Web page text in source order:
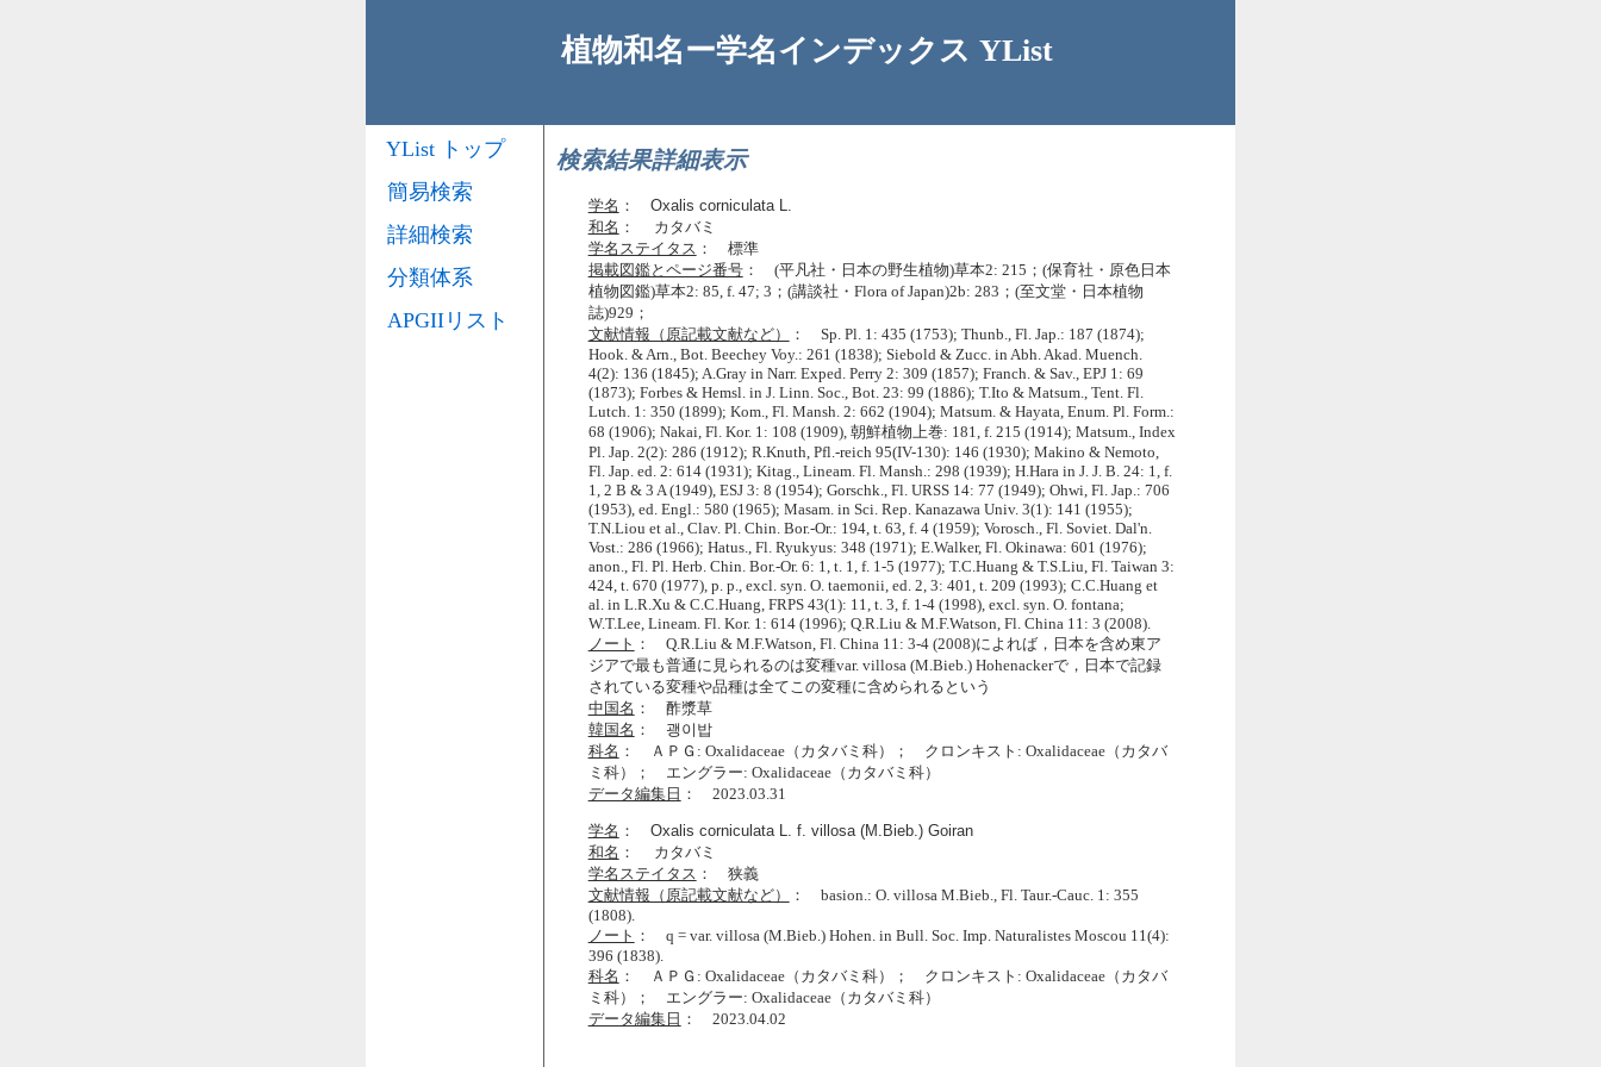
植物和名ー学名インデックス YList
検索結果詳細表示
学名 ： Oxalis corniculata L.
和名 ： カタバミ
学名ステイタス ： 標準
掲載図鑑とページ番号： (平凡社・日本の野生植物)草本2: 215；(保育社・原色日本
植物図鑑)草本2: 85, f. 47; 3；(講談社・Flora of Japan)2b: 283；(至文堂・日本植物
誌)929；
文献情報（原記載文献など）
： Sp. Pl. 1: 435 (1753); Thunb., Fl. Jap.: 187 (1874);
Hook. & Arn., Bot. Beechey Voy.: 261 (1838); Siebold & Zucc. in Abh. Akad. Muench.
4(2): 136 (1845); A.Gray in Narr. Exped. Perry 2: 309 (1857); Franch. & Sav., EPJ 1: 69
(1873); Forbes & Hemsl. in J. Linn. Soc., Bot. 23: 99 (1886); T.Ito & Matsum., Tent. Fl.
Lutch. 1: 350 (1899); Kom., Fl. Mansh. 2: 662 (1904); Matsum. & Hayata, Enum. Pl. Form.:
68 (1906); Nakai, Fl. Kor. 1: 108 (1909), 朝鮮植物上巻: 181, f. 215 (1914); Matsum., Index
Pl. Jap. 2(2): 286 (1912); R.Knuth, Pfl.-reich 95(IV-130): 146 (1930); Makino & Nemoto,
Fl. Jap. ed. 2: 614 (1931); Kitag., Lineam. Fl. Mansh.: 298 (1939); H.Hara in J. J. B. 24: 1, f.
1, 2 B & 3 A (1949), ESJ 3: 8 (1954); Gorschk., Fl. URSS 14: 77 (1949); Ohwi, Fl. Jap.: 706
(1953), ed. Engl.: 580 (1965); Masam. in Sci. Rep. Kanazawa Univ. 3(1): 141 (1955);
T.N.Liou et al., Clav. Pl. Chin. Bor.-Or.: 194, t. 63, f. 4 (1959); Vorosch., Fl. Soviet. Dal'n.
Vost.: 286 (1966); Hatus., Fl. Ryukyus: 348 (1971); E.Walker, Fl. Okinawa: 601 (1976);
anon., Fl. Pl. Herb. Chin. Bor.-Or. 6: 1, t. 1, f. 1-5 (1977); T.C.Huang & T.S.Liu, Fl. Taiwan 3:
424, t. 670 (1977), p. p., excl. syn. O. taemonii, ed. 2, 3: 401, t. 209 (1993); C.C.Huang et
al. in L.R.Xu & C.C.Huang, FRPS 43(1): 11, t. 3, f. 1-4 (1998), excl. syn. O. fontana;
W.T.Lee, Lineam. Fl. Kor. 1: 614 (1996); Q.R.Liu & M.F.Watson, Fl. China 11: 3 (2008).
ノート ： Q.R.Liu & M.F.Watson, Fl. China 11: 3-4 (2008)によれば，日本を含め東ア
ジアで最も普通に見られるのは変種var. villosa (M.Bieb.) Hohenackerで，日本で記録
されている変種や品種は全てこの変種に含められるという
中国名 ： 酢漿草
韓国名 ： 괭이밥
科名 ： ＡＰＧ: Oxalidaceae（カタバミ科）； クロンキスト: Oxalidaceae（カタバ
ミ科）； エングラー: Oxalidaceae（カタバミ科）
データ編集日 ： 2023.03.31
学名 ： Oxalis corniculata L. f. villosa (M.Bieb.) Goiran
和名 ： カタバミ
学名ステイタス ： 狭義
文献情報（原記載文献など）
： basion.: O. villosa M.Bieb., Fl. Taur.-Cauc. 1: 355
(1808).
ノート ： q = var. villosa (M.Bieb.) Hohen. in Bull. Soc. Imp. Naturalistes Moscou 11(4):
396 (1838).
科名 ： ＡＰＧ: Oxalidaceae（カタバミ科）； クロンキスト: Oxalidaceae（カタバ
ミ科）； エングラー: Oxalidaceae（カタバミ科）
データ編集日 ： 2023.04.02
YList トップ
簡易検索
詳細検索
分類体系
APGIIリスト